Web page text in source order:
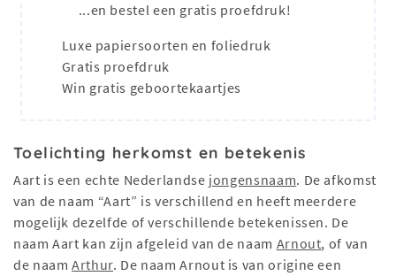
...en bestel een gratis proefdruk!
Luxe papiersoorten en foliedruk
Gratis proefdruk
Win gratis geboortekaartjes
Toelichting herkomst en betekenis
Aart is een echte Nederlandse jongensnaam. De afkomst
van de naam “Aart” is verschillend en heeft meerdere
mogelijk dezelfde of verschillende betekenissen. De
naam Aart kan zijn afgeleid van de naam Arnout, of van
de naamArthur. De naam Arnout is van origine een